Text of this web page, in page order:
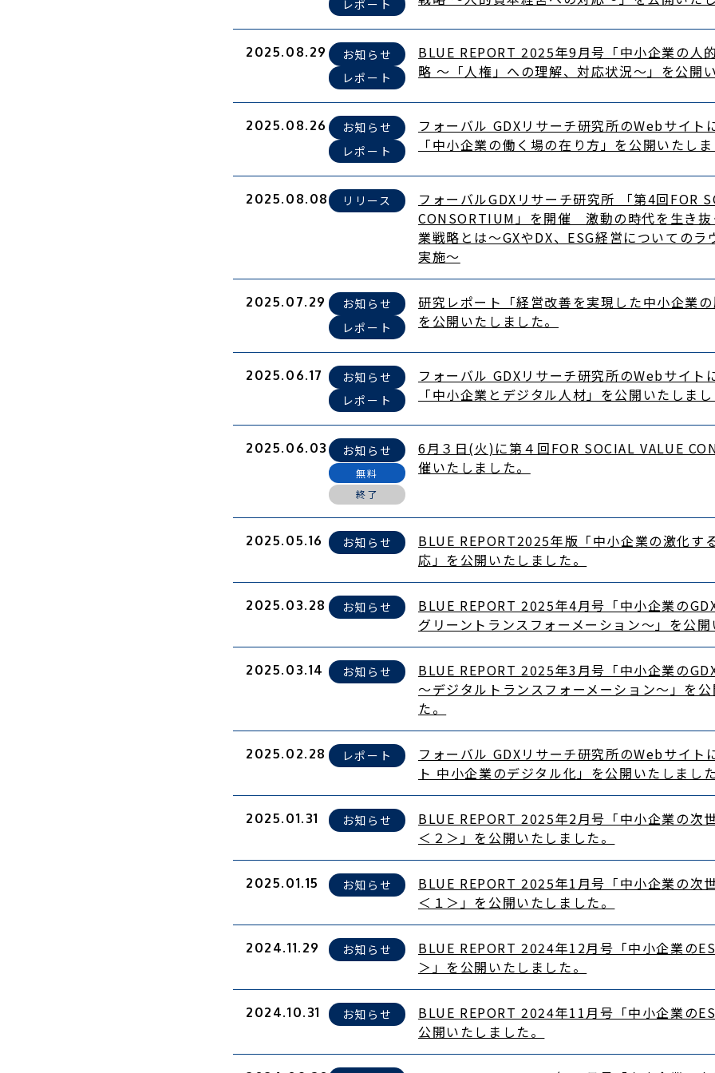
レポート
2025.08.29
お知らせ
レポート
BLUE REPORT 2025年9月号「中小企業の人
略 ～「人権」への理解、対応状況～」を公開
2025.08.26
お知らせ
レポート
フォーバル GDXリサーチ研究所のWebサイト
「中小企業の働く場の在り方」を公開いたし
2025.08.08 リリース
フォーバルGDXリサーチ研究所 「第4回FOR
CONSORTIUM」を開催 激動の時代を生き抜
業戦略とは～GXやDX、ESG経営についてのラ
実施～
2025.07.29
お知らせ
レポート
研究レポート「経営改善を実現した中小企業
を公開いたしました。
2025.06.17
お知らせ
レポート
フォーバル GDXリサーチ研究所のWebサイト
「中小企業とデジタル人材」を公開いたしま
2025.06.03 お知らせ
無料
終了
6月３日(火)に第４回FOR SOCIAL VALUE
催いたしました。
2025.05.16 お知らせ
BLUE REPORT2025年版「中小企業の激化す
応」を公開いたしました。
2025.03.28 お知らせ
BLUE REPORT 2025年4月号「中小企業の
グリーントランスフォーメーション～」を公
2025.03.14 お知らせ
BLUE REPORT 2025年3月号「中小企業の
～デジタルトランスフォーメーション～」を
た。
2025.02.28 レポート
フォーバル GDXリサーチ研究所のWebサイト
ト 中小企業のデジタル化」を公開いたしまし
2025.01.31 お知らせ
BLUE REPORT 2025年2月号「中小企業の次
＜２＞」を公開いたしました。
2025.01.15 お知らせ
BLUE REPORT 2025年1月号「中小企業の次
＜１＞」を公開いたしました。
2024.11.29 お知らせ
BLUE REPORT 2024年12月号「中小企業の
＞」を公開いたしました。
2024.10.31 お知らせ
BLUE REPORT 2024年11月号「中小企業の
公開いたしました。